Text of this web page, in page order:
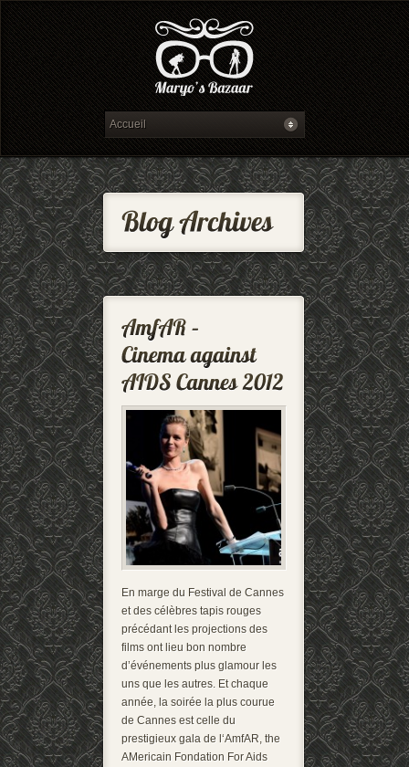
En marge du Festival de Cannes
et des célèbres tapis rouges
précédant les projections des
films ont lieu bon nombre
d’événements plus glamour les
uns que les autres. Et chaque
année, la soirée la plus courue
de Cannes est celle du
prestigieux gala de l‘AmfAR, the
AMericain Fondation For Aids